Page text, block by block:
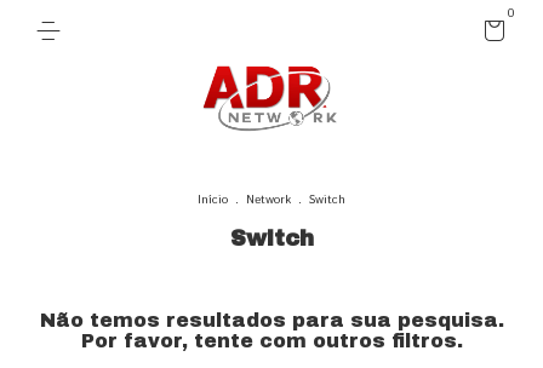
0
Início . Network . Switch
Switch
Não temos resultados para sua pesquisa.
Por favor, tente com outros filtros.